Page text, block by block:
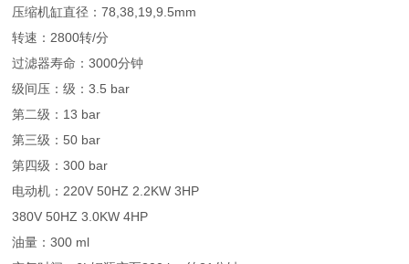
压缩机缸直径：78,38,19,9.5mm
转速：2800转/分
过滤器寿命：3000分钟
级间压：级：3.5 bar
第二级：13 bar
第三级：50 bar
第四级：300 bar
电动机：220V 50HZ 2.2KW 3HP
380V 50HZ 3.0KW 4HP
油量：300 ml